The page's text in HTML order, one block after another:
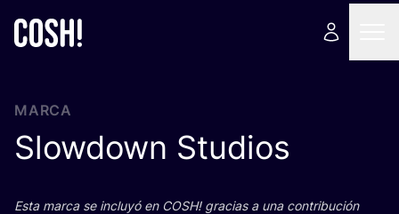
MARCA
Slowdown Studios
Esta mar­ca se inclu­yó en COSH! gra­cias a una con­tri­bu­ción